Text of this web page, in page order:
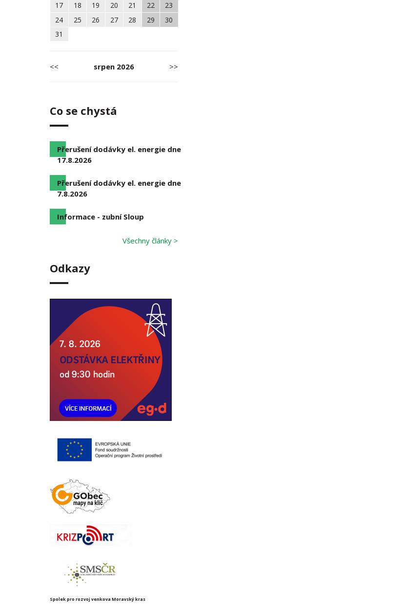
17
18 19 20 21 22
23
24
25 26 27 28 29
30
31
<< srpen 2026 >>
Co se chystá
Přerušení dodávky el. energie dne
17.8.2026
Přerušení dodávky el. energie dne
7.8.2026
Informace - zubní Sloup
Všechny články >
Odkazy
Spolek pro rozvoj venkova Moravský kras